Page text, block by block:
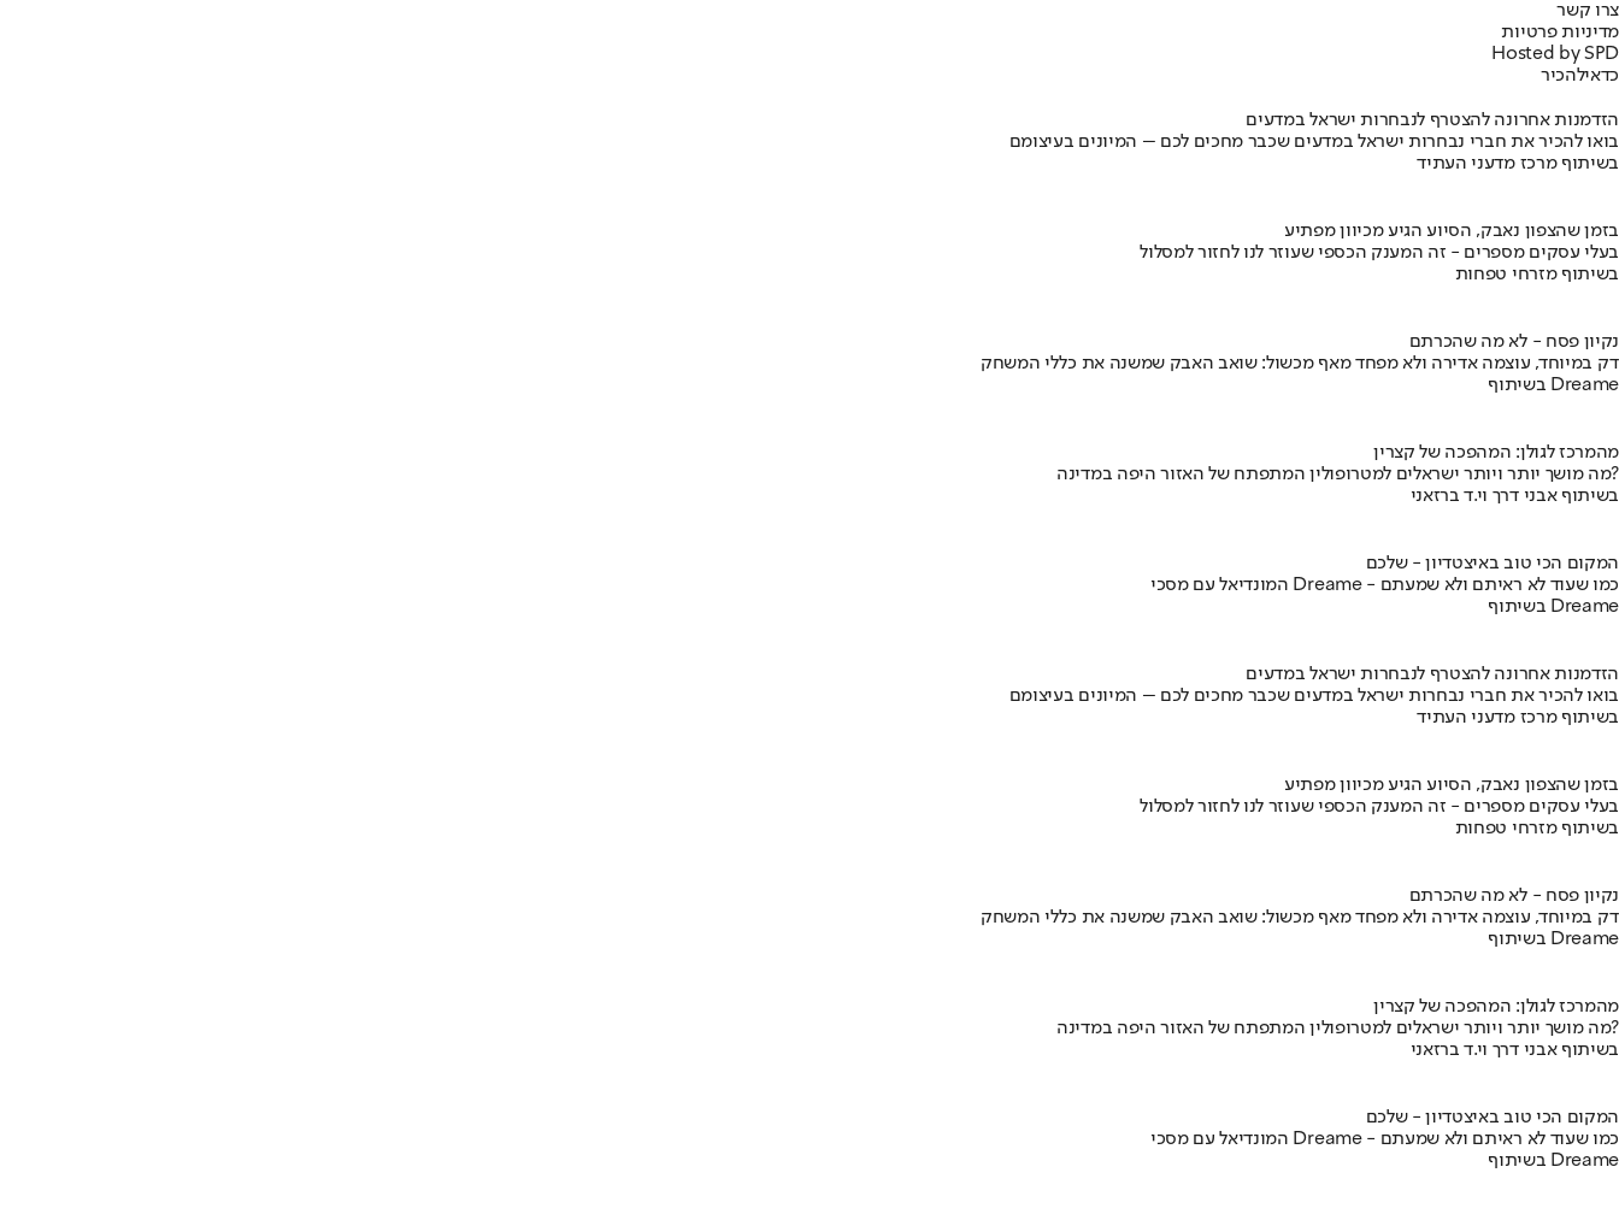
צרו קשר
מדיניות פרטיות
Hosted by SPD
כדאילהכיר
הזדמנות אחרונה להצטרף לנבחרות ישראל במדעים
בואו להכיר את חברי נבחרות ישראל במדעים שכבר מחכים לכם – המיונים בעיצומם
בשיתוף מרכז מדעני העתיד
בזמן שהצפון נאבק, הסיוע הגיע מכיוון מפתיע
בעלי עסקים מספרים - זה המענק הכספי שעוזר לנו לחזור למסלול
בשיתוף מזרחי טפחות
נקיון פסח - לא מה שהכרתם
דק במיוחד, עוצמה אדירה ולא מפחד מאף מכשול: שואב האבק שמשנה את כללי המשחק
בשיתוף Dreame
מהמרכז לגולן: המהפכה של קצרין
מה מושך יותר ויותר ישראלים למטרופולין המתפתח של האזור היפה במדינה?
בשיתוף אבני דרך וי.ד ברזאני
המקום הכי טוב באיצטדיון - שלכם
המונדיאל עם מסכי Dreame - כמו שעוד לא ראיתם ולא שמעתם
בשיתוף Dreame
הזדמנות אחרונה להצטרף לנבחרות ישראל במדעים
בואו להכיר את חברי נבחרות ישראל במדעים שכבר מחכים לכם – המיונים בעיצומם
בשיתוף מרכז מדעני העתיד
בזמן שהצפון נאבק, הסיוע הגיע מכיוון מפתיע
בעלי עסקים מספרים - זה המענק הכספי שעוזר לנו לחזור למסלול
בשיתוף מזרחי טפחות
נקיון פסח - לא מה שהכרתם
דק במיוחד, עוצמה אדירה ולא מפחד מאף מכשול: שואב האבק שמשנה את כללי המשחק
בשיתוף Dreame
מהמרכז לגולן: המהפכה של קצרין
מה מושך יותר ויותר ישראלים למטרופולין המתפתח של האזור היפה במדינה?
בשיתוף אבני דרך וי.ד ברזאני
המקום הכי טוב באיצטדיון - שלכם
המונדיאל עם מסכי Dreame - כמו שעוד לא ראיתם ולא שמעתם
בשיתוף Dreame